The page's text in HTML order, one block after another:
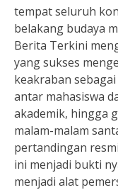
tempat seluruh
belakang budaya
Berita Terkini
yang sukses
keakraban
antar mahasiswa
akademik, hingga
malam-malam
pertandingan
ini menjadi bukti
menjadi alat